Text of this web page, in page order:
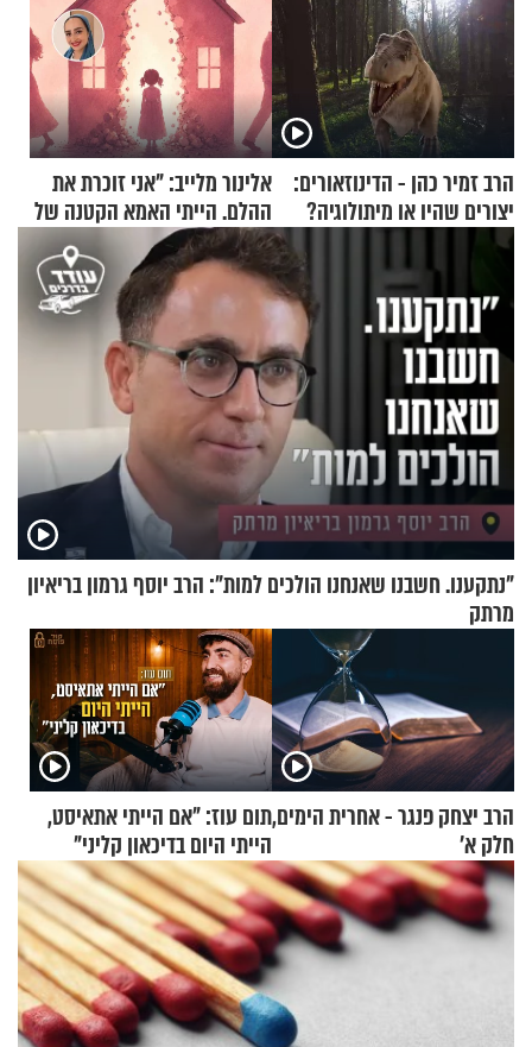
הרב זמיר כהן - הדינוזאורים:
יצורים שהיו או מיתולוגיה?
חלק א’
אלינור מלייב: "אני זוכרת את
ההלם. הייתי האמא הקטנה של
הבית"
"נתקענו. חשבנו שאנחנו הולכים למות": הרב יוסף גרמון בריאיון
מרתק
הרב יצחק פנגר - אחרית הימים,
חלק א’
תום עוז: "אם הייתי אתאיסט,
הייתי היום בדיכאון קליני"